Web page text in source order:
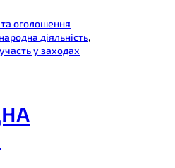
оголошення
діяльність
участь у заходах